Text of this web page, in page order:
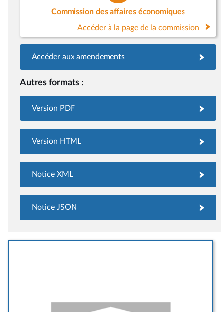
Commission des affaires économiques
Accéder à la page de la commission
Accéder aux amendements
Autres formats :
Version PDF
Version HTML
Notice XML
Notice JSON